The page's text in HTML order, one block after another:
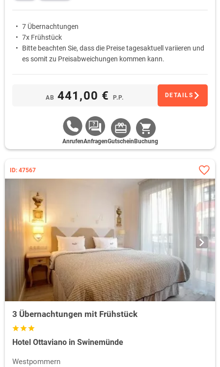
7 Übernachtungen
7x Frühstück
Bitte beachten Sie, dass die Preise tagesaktuell variieren und
es somit zu Preisabweichungen kommen kann.
AB 441,00 € P.P. DETAILS
AnrufenAnfragenGutschein Buchung
ID: 47567
3 Übernachtungen mit Frühstück
Hotel Ottaviano in Swinemünde
Westpommern